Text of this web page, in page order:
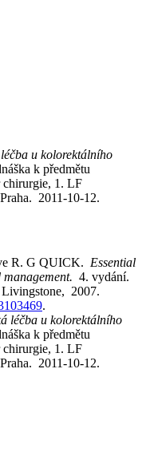
u kolorektálního
k předmětu
chirurgie, 1. LF
2011-10-12.
R. G QUICK. Essential
4. vydání.
2007.
.
léčba u kolorektálního
k předmětu
chirurgie, 1. LF
2011-10-12.